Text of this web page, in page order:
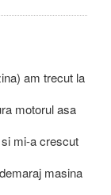
am trecut la
motorul asa
mi-a crescut
masina